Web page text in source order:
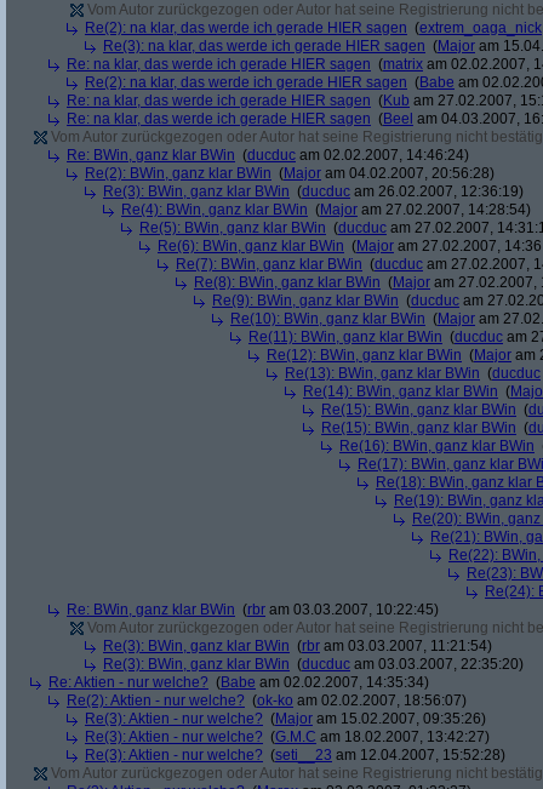
Vom Autor zurückgezogen oder Autor hat seine Registrierung nicht
Re(2): na klar, das werde ich gerade HIER sagen (extrem_oaga_nick
Re(3): na klar, das werde ich gerade HIER sagen (Major am
Re: na klar, das werde ich gerade HIER sagen (matrix am 02.02.2007,
Re(2): na klar, das werde ich gerade HIER sagen (Babe am
Re: na klar, das werde ich gerade HIER sagen (Kub am 27.02.2007,
Re: na klar, das werde ich gerade HIER sagen (Beel am 04.03.2007,
Vom Autor zurückgezogen oder Autor hat seine Registrierung nicht
Re: BWin, ganz klar BWin (ducduc am 02.02.2007, 14:46:24)
Re(2): BWin, ganz klar BWin (Major am 04.02.2007, 20:56:28)
Re(3): BWin, ganz klar BWin (ducduc am 26.02.2007, 12:36:19)
Re(4): BWin, ganz klar BWin (Major am 27.02.2007, 14:28:54)
Re(5): BWin, ganz klar BWin (ducduc am 27.02.2007,
Re(6): BWin, ganz klar BWin (Major am 27.02.2007,
Re(7): BWin, ganz klar BWin (ducduc am 27.02.2007,
Re(8): BWin, ganz klar BWin (Major am 27.02.2007,
Re(9): BWin, ganz klar BWin (ducduc am
Re(10): BWin, ganz klar BWin (Major am
Re(11): BWin, ganz klar BWin (ducduc am
Re(12): BWin, ganz klar BWin (Major am
Re(13): BWin, ganz klar BWin (ducduc
Re(14): BWin, ganz klar BWin (
Re(15): BWin, ganz klar BWin (
Re(15): BWin, ganz klar BWin (
Re(16): BWin, ganz klar BWin
Re(17): BWin, ganz klar
Re(18): BWin, ganz klar
Re(19): BWin, ganz
Re(20): BWin,
Re(21): BWin,
Re(22):
Re(23):
Re(24):
Re: BWin, ganz klar BWin (rbr am 03.03.2007, 10:22:45)
Vom Autor zurückgezogen oder Autor hat seine Registrierung nicht
Re(3): BWin, ganz klar BWin (rbr am 03.03.2007, 11:21:54)
Re(3): BWin, ganz klar BWin (ducduc am 03.03.2007, 22:35:20)
Re: Aktien - nur welche? (Babe am 02.02.2007, 14:35:34)
Re(2): Aktien - nur welche? (ok-ko am 02.02.2007, 18:56:07)
Re(3): Aktien - nur welche? (Major am 15.02.2007, 09:35:26)
Re(3): Aktien - nur welche? (G.M.C am 18.02.2007, 13:42:27)
Re(3): Aktien - nur welche? (seti__23 am 12.04.2007, 15:52:28)
Vom Autor zurückgezogen oder Autor hat seine Registrierung nicht